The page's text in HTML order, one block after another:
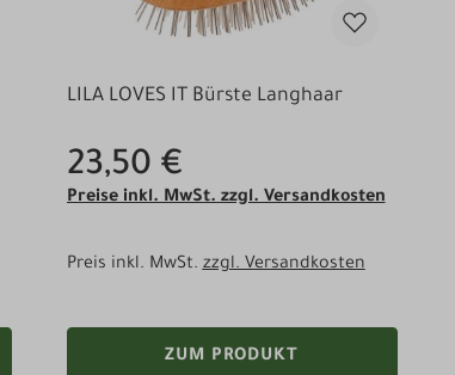
LILA LOVES IT Bürste Langhaar
23,50 €
Preise inkl. MwSt. zzgl. Versandkosten
Preis inkl. MwSt.zzgl. Versandkosten
ZUM PRODUKT